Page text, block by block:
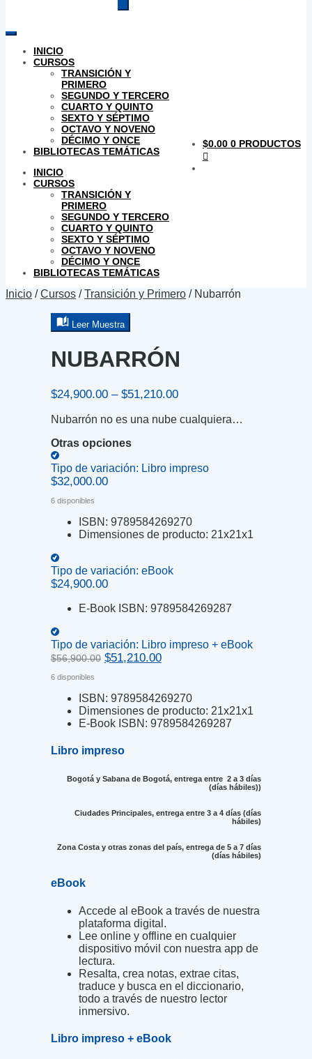
productos
INICIO
CURSOS
TRANSICIÓN Y
PRIMERO
SEGUNDO Y TERCERO
CUARTO Y QUINTO
SEXTO Y SÉPTIMO
OCTAVO Y NOVENO
DÉCIMO Y ONCE
BIBLIOTECAS TEMÁTICAS
INICIO
CURSOS
TRANSICIÓN Y
PRIMERO
SEGUNDO Y TERCERO
CUARTO Y QUINTO
SEXTO Y SÉPTIMO
OCTAVO Y NOVENO
DÉCIMO Y ONCE
BIBLIOTECAS TEMÁTICAS
$0.00 0 PRODUCTOS
Inicio /Cursos /Transición y Primero / Nubarrón
Leer Muestra
NUBARRÓN
$24,900.00 – $51,210.00Price
$24,900.00
Nubarrón no es una nube cualquiera…
Otras opciones
Tipo de variación: Libro impreso
$32,000.00
6 disponibles
ISBN: 9789584269270
Dimensiones de producto: 21x21x1
Tipo de variación: eBook
$24,900.00
E-Book ISBN: 9789584269287
Tipo de variación: Libro impreso + eBook
$56,900.00 Original
$56,900.00.
$51,210.00Current
$51,210.00.
6 disponibles
ISBN: 9789584269270
Dimensiones de producto: 21x21x1
E-Book ISBN: 9789584269287
Libro impreso
Bogotá y Sabana de Bogotá, entrega entre 2 a 3 días
(días hábiles))
Ciudades Principales, entrega entre 3 a 4 días (días
hábiles)
Zona Costa y otras zonas del país, entrega de 5 a 7 días
(días hábiles)
eBook
Accede al eBook a través de nuestra
plataforma digital.
Lee online y offline en cualquier
dispositivo móvil con nuestra app de
lectura.
Resalta, crea notas, extrae citas,
traduce y busca en el diccionario,
todo a través de nuestro lector
inmersivo.
Libro impreso + eBook